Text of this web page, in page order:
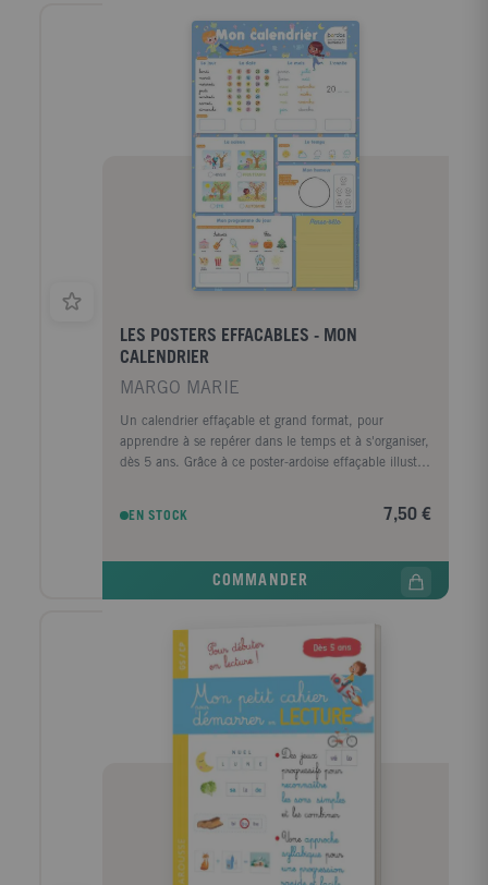
noms des habitants des pays et des régions CE-CM 8-
LES POSTERS EFFACABLES - MON
CALENDRIER
MARGO MARIE
Un calendrier effaçable et grand format, pour
apprendre à se repérer dans le temps et à s'organiser,
dès 5 ans. Grâce à ce poster-ardoise effaçable illustré
famille, ce calendrier perpétuel comporte plusieurs
ses activités de la semaine : goûter d'anniversaire,
la chambre ou dans la cuisine, ce calendrier
accompagnera votre enfant au fil des ans, et lui
donnera l'occasion d'apprendre de façon ludique les
premières notions temporelles et à organiser son
emploi du temps.
EN STOCK 7,50 €
COMMANDER